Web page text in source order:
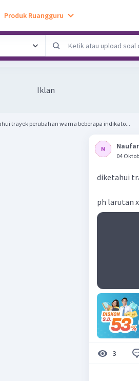
Produk Ruangguru
Iklan
trayek perubahan warna beberapa indikato...
04
diketahui
ph larutan
3